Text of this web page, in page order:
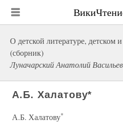
О детской литературе, детском
(сборник)
Луначарский Анатолий
А.Б. Халатову*
А.Б. Халатову*